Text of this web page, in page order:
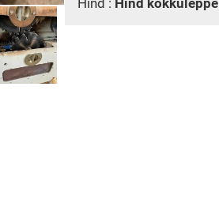
Hind : Hind kokkuleppel